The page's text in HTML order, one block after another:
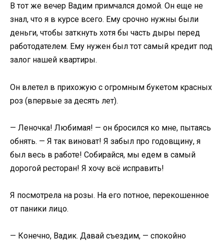
В тот же вечер Вадим примчался домой. Он еще не
знал, что я в курсе всего. Ему срочно нужны были
деньги, чтобы заткнуть хотя бы часть дыры перед
работодателем. Ему нужен был тот самый кредит под
залог нашей квартиры.
Он влетел в прихожую с огромным букетом красных
роз (впервые за десять лет).
— Леночка! Любимая! — он бросился ко мне, пытаясь
обнять. — Я так виноват! Я забыл про годовщину, я
был весь в работе! Собирайся, мы едем в самый
дорогой ресторан! Я хочу всё исправить!
Я посмотрела на розы. На его потное, перекошенное
от паники лицо.
— Конечно, Вадик. Давай съездим, — спокойно